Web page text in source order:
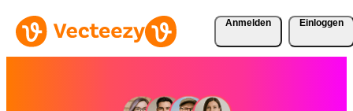
Anmelden Einloggen